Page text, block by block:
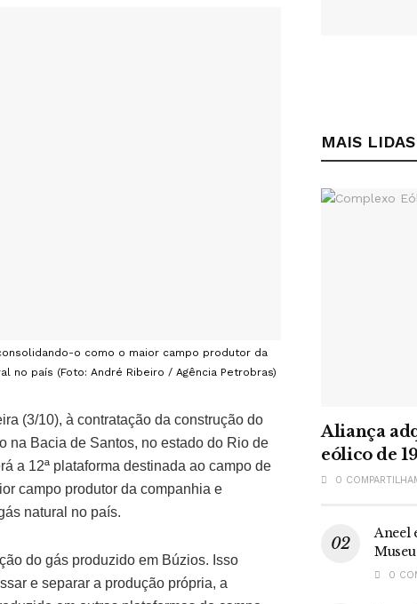
o como o maior campo produtor da
no país (Foto: André Ribeiro / Agência Petrobras)
(3/10), à contratação da construção do
na Bacia de Santos, no estado do Rio de
a 12ª plataforma destinada ao campo de
campo produtor da companhia e
natural no país.
do gás produzido em Búzios. Isso
e separar a produção própria, a
MAIS
Aliança
eólico de
0
Aneel
0